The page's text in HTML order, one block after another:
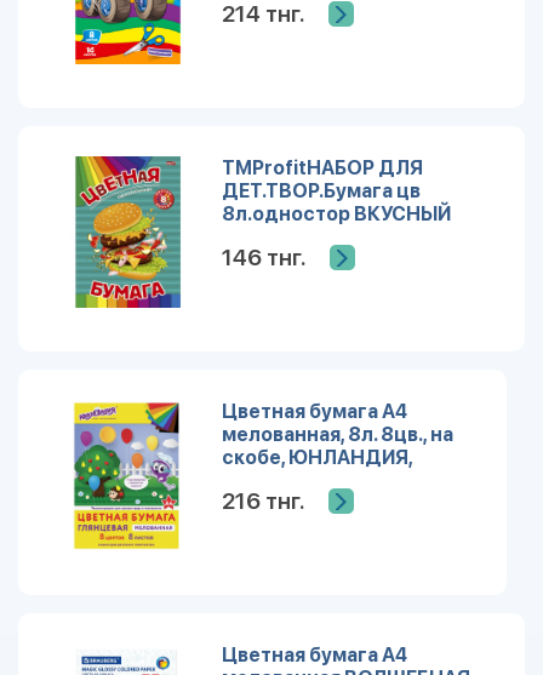
(МЕГАМАШИНА)скр,16л,8ц.
214 тнг.
TMProfitНАБОР ДЛЯ
ДЕТ.ТВОР.Бумага цв
8л.одностор ВКУСНЫЙ
9350)скр,8л,8цв166х240
146 тнг.
Цветная бумага А4
мелованная, 8л. 8цв., на
скобе, ЮНЛАНДИЯ,
ЮНЛАНДИК В ПАРКЕ
216 тнг.
Цветная бумага А4